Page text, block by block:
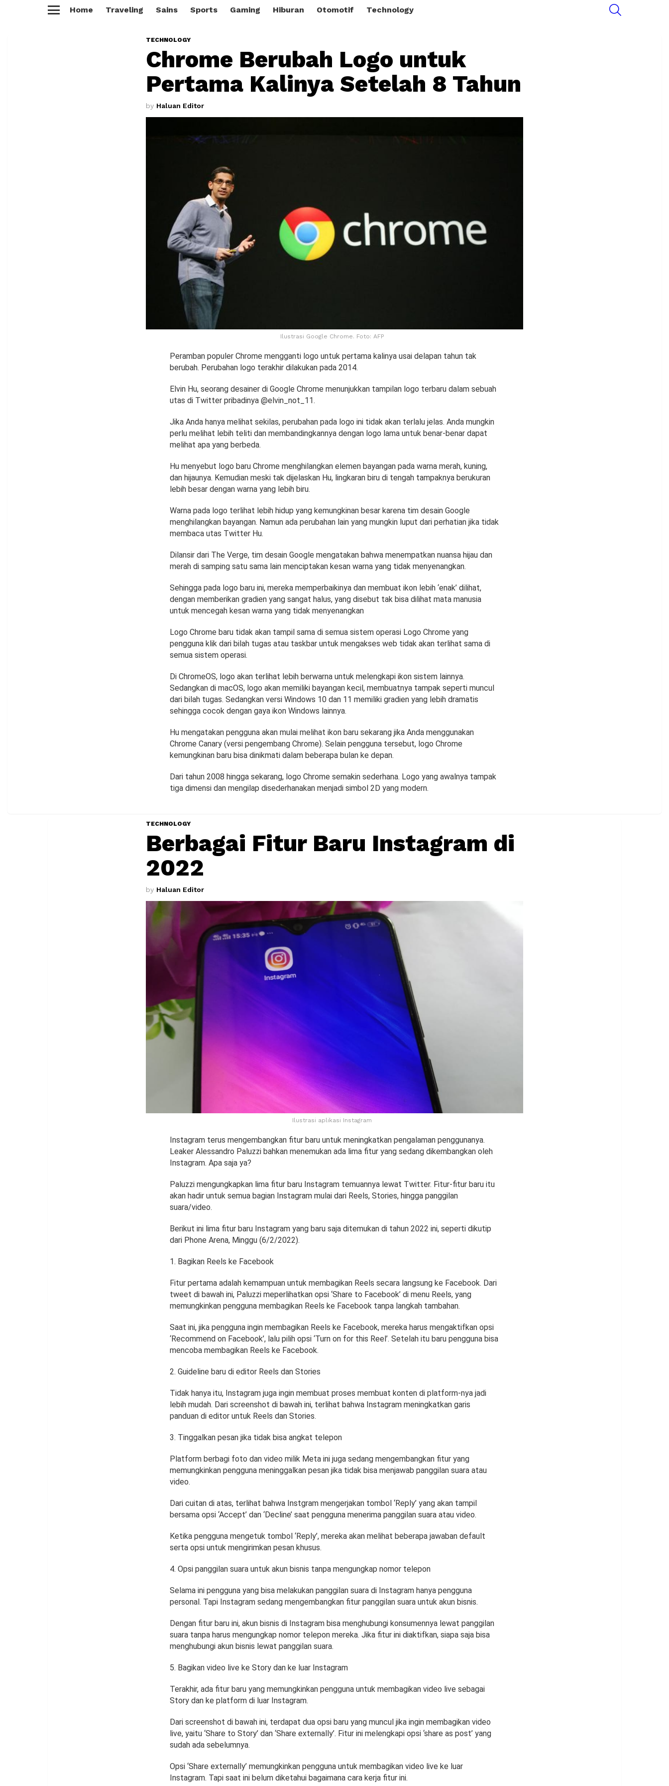
Home Traveling Sains Sports Gaming Hiburan Otomotif Technology
TECHNOLOGY
Chrome Berubah Logo untuk
Pertama Kalinya Setelah 8 Tahun
by Haluan Editor
Ilustrasi Google Chrome. Foto: AFP
Peramban populer Chrome mengganti logo untuk pertama kalinya usai delapan tahun tak
berubah. Perubahan logo terakhir dilakukan pada 2014.
Elvin Hu, seorang desainer di Google Chrome menunjukkan tampilan logo terbaru dalam sebuah
utas di Twitter pribadinya @elvin_not_11.
Jika Anda hanya melihat sekilas, perubahan pada logo ini tidak akan terlalu jelas. Anda mungkin
perlu melihat lebih teliti dan membandingkannya dengan logo lama untuk benar-benar dapat
melihat apa yang berbeda.
Hu menyebut logo baru Chrome menghilangkan elemen bayangan pada warna merah, kuning,
dan hijaunya. Kemudian meski tak dijelaskan Hu, lingkaran biru di tengah tampaknya berukuran
lebih besar dengan warna yang lebih biru.
Warna pada logo terlihat lebih hidup yang kemungkinan besar karena tim desain Google
menghilangkan bayangan. Namun ada perubahan lain yang mungkin luput dari perhatian jika tidak
membaca utas Twitter Hu.
Dilansir dari The Verge, tim desain Google mengatakan bahwa menempatkan nuansa hijau dan
merah di samping satu sama lain menciptakan kesan warna yang tidak menyenangkan.
Sehingga pada logo baru ini, mereka memperbaikinya dan membuat ikon lebih ‘enak’ dilihat,
dengan memberikan gradien yang sangat halus, yang disebut tak bisa dilihat mata manusia
untuk mencegah kesan warna yang tidak menyenangkan
Logo Chrome baru tidak akan tampil sama di semua sistem operasi Logo Chrome yang
pengguna klik dari bilah tugas atau taskbar untuk mengakses web tidak akan terlihat sama di
semua sistem operasi.
Di ChromeOS, logo akan terlihat lebih berwarna untuk melengkapi ikon sistem lainnya.
Sedangkan di macOS, logo akan memiliki bayangan kecil, membuatnya tampak seperti muncul
dari bilah tugas. Sedangkan versi Windows 10 dan 11 memiliki gradien yang lebih dramatis
sehingga cocok dengan gaya ikon Windows lainnya.
Hu mengatakan pengguna akan mulai melihat ikon baru sekarang jika Anda menggunakan
Chrome Canary (versi pengembang Chrome). Selain pengguna tersebut, logo Chrome
kemungkinan baru bisa dinikmati dalam beberapa bulan ke depan.
Dari tahun 2008 hingga sekarang, logo Chrome semakin sederhana. Logo yang awalnya tampak
tiga dimensi dan mengilap disederhanakan menjadi simbol 2D yang modern.
TECHNOLOGY
Berbagai Fitur Baru Instagram di
2022
by Haluan Editor
Ilustrasi aplikasi Instagram
Instagram terus mengembangkan fitur baru untuk meningkatkan pengalaman penggunanya.
Leaker Alessandro Paluzzi bahkan menemukan ada lima fitur yang sedang dikembangkan oleh
Instagram. Apa saja ya?
Paluzzi mengungkapkan lima fitur baru Instagram temuannya lewat Twitter. Fitur-fitur baru itu
akan hadir untuk semua bagian Instagram mulai dari Reels, Stories, hingga panggilan
suara/video.
Berikut ini lima fitur baru Instagram yang baru saja ditemukan di tahun 2022 ini, seperti dikutip
dari Phone Arena, Minggu (6/2/2022).
Bagikan Reels ke Facebook
Fitur pertama adalah kemampuan untuk membagikan Reels secara langsung ke Facebook. Dari
tweet di bawah ini, Paluzzi meperlihatkan opsi ‘Share to Facebook’ di menu Reels, yang
memungkinkan pengguna membagikan Reels ke Facebook tanpa langkah tambahan.
Saat ini, jika pengguna ingin membagikan Reels ke Facebook, mereka harus mengaktifkan opsi
‘Recommend on Facebook’, lalu pilih opsi ‘Turn on for this Reel’. Setelah itu baru pengguna bisa
mencoba membagikan Reels ke Facebook.
Guideline baru di editor Reels dan Stories
Tidak hanya itu, Instagram juga ingin membuat proses membuat konten di platform-nya jadi
lebih mudah. Dari screenshot di bawah ini, terlihat bahwa Instagram meningkatkan garis
panduan di editor untuk Reels dan Stories.
Tinggalkan pesan jika tidak bisa angkat telepon
Platform berbagi foto dan video milik Meta ini juga sedang mengembangkan fitur yang
memungkinkan pengguna meninggalkan pesan jika tidak bisa menjawab panggilan suara atau
video.
Dari cuitan di atas, terlihat bahwa Instgram mengerjakan tombol ‘Reply’ yang akan tampil
bersama opsi ‘Accept’ dan ‘Decline’ saat pengguna menerima panggilan suara atau video.
Ketika pengguna mengetuk tombol ‘Reply’, mereka akan melihat beberapa jawaban default
serta opsi untuk mengirimkan pesan khusus.
Opsi panggilan suara untuk akun bisnis tanpa mengungkap nomor telepon
Selama ini pengguna yang bisa melakukan panggilan suara di Instagram hanya pengguna
personal. Tapi Instagram sedang mengembangkan fitur panggilan suara untuk akun bisnis.
Dengan fitur baru ini, akun bisnis di Instagram bisa menghubungi konsumennya lewat panggilan
suara tanpa harus mengungkap nomor telepon mereka. Jika fitur ini diaktifkan, siapa saja bisa
menghubungi akun bisnis lewat panggilan suara.
Bagikan video live ke Story dan ke luar Instagram
Terakhir, ada fitur baru yang memungkinkan pengguna untuk membagikan video live sebagai
Story dan ke platform di luar Instagram.
Dari screenshot di bawah ini, terdapat dua opsi baru yang muncul jika ingin membagikan video
live, yaitu ‘Share to Story’ dan ‘Share externally’. Fitur ini melengkapi opsi ‘share as post’ yang
sudah ada sebelumnya.
Opsi ‘Share externally’ memungkinkan pengguna untuk membagikan video live ke luar
Instagram. Tapi saat ini belum diketahui bagaimana cara kerja fitur ini.